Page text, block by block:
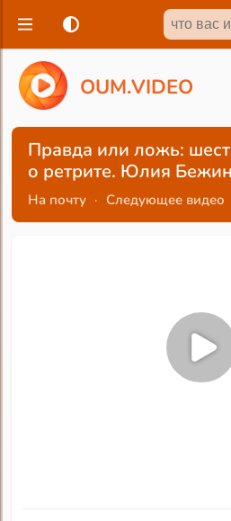
OUM.VIDEO
Правда или ложь:
о ретрите. Юлия
На почту · Следующее видео